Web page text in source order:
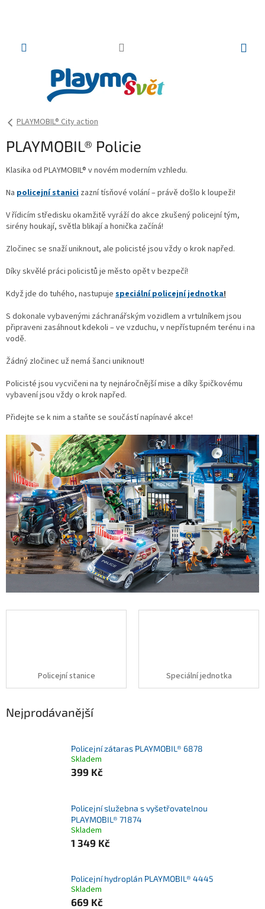
PLAYMOBIL® City action
PLAYMOBIL® Policie
Klasika od PLAYMOBIL® v novém moderním vzhledu.
Na policejní stanici zazní tísňové volání – právě došlo k loupeži!
V řídicím středisku okamžitě vyráží do akce zkušený policejní tým,
sirény houkají, světla blikají a honička začíná!
Zločinec se snaží uniknout, ale policisté jsou vždy o krok napřed.
Díky skvělé práci policistů je město opět v bezpečí!
Když jde do tuhého, nastupuje speciální policejní jednotka!
S dokonale vybavenými záchranářským vozidlem a vrtulníkem jsou
připraveni zasáhnout kdekoli – ve vzduchu, v nepřístupném terénu i na
vodě.
Žádný zločinec už nemá šanci uniknout!
Policisté jsou vycvičeni na ty nejnáročnější mise a díky špičkovému
vybavení jsou vždy o krok napřed.
Přidejte se k nim a staňte se součástí napínavé akce!
Policejní stanice Speciální jednotka
Nejprodávanější
Policejní zátaras PLAYMOBIL® 6878
Skladem
399 Kč
Policejní služebna s vyšetřovatelnou
PLAYMOBIL® 71874
Skladem
1 349 Kč
Policejní hydroplán PLAYMOBIL® 4445
Skladem
669 Kč